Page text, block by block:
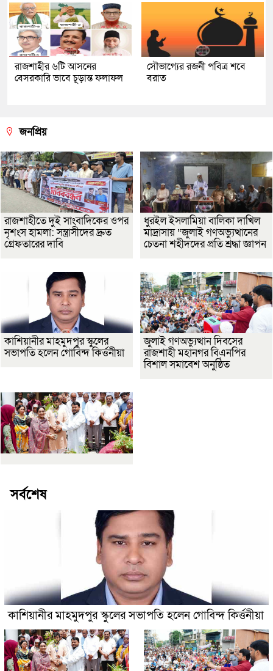
রাজশাহীর ৬টি আসনের
বেসরকারি ভাবে চূড়ান্ত ফলাফল
সৌভাগ্যের রজনী পবিত্র শবে
বরাত
জনপ্রিয়
রাজশাহীতে দুই সাংবাদিকের ওপর
নৃশংস হামলা: সন্ত্রাসীদের দ্রুত
গ্রেফতারের দাবি
ধুরইল ইসলামিয়া বালিকা দাখিল
মাদ্রাসায় “জুলাই গণঅভ্যুত্থানের
চেতনা শহীদদের প্রতি শ্রদ্ধা জ্ঞাপন
কাশিয়ানীর মাহমুদপুর স্কুলের
সভাপতি হলেন গোবিন্দ কির্ত্তনীয়া
জুলাই গণঅভ্যুত্থান দিবসের
রাজশাহী মহানগর বিএনপির
বিশাল সমাবেশ অনুষ্ঠিত
সর্বশেষ
কাশিয়ানীর মাহমুদপুর স্কুলের সভাপতি হলেন গোবিন্দ কির্ত্তনীয়া